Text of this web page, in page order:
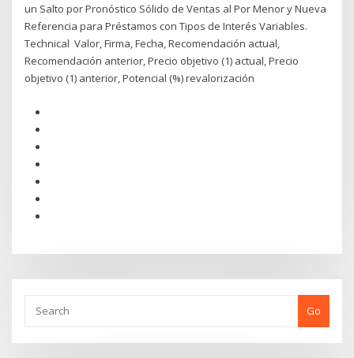
un Salto por Pronóstico Sólido de Ventas al Por Menor y Nueva
Referencia para Préstamos con Tipos de Interés Variables.
Technical Valor, Firma, Fecha, Recomendación actual,
Recomendación anterior, Precio objetivo (1) actual, Precio
objetivo (1) anterior, Potencial (%) revalorización
Go